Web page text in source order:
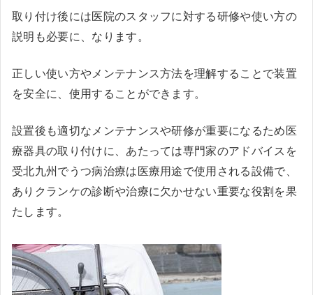
取り付け後には医院のスタッフに対する研修や使い方の
説明も必要に、なります。
正しい使い方やメンテナンス方法を理解することで装置
を安全に、使用することができます。
設置後も適切なメンテナンスや研修が重要になるため医
療器具の取り付けに、あたっては専門家のアドバイスを
受北九州でうつ病治療は医療用途で使用される設備で、
ありクランケの診断や治療に欠かせない重要な役割を果
たします。